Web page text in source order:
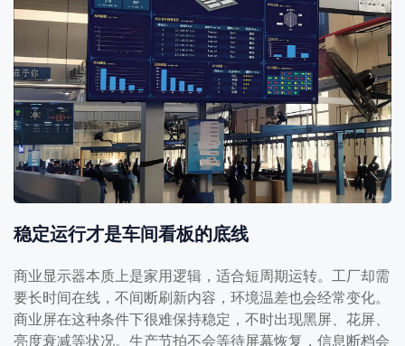
稳定运行才是车间看板的底线
商业显示器本质上是家用逻辑，适合短周期运转。工厂却需
要长时间在线，不间断刷新内容，环境温差也会经常变化。
商业屏在这种条件下很难保持稳定，不时出现黑屏、花屏、
亮度衰减等状况。生产节拍不会等待屏幕恢复，信息断档会